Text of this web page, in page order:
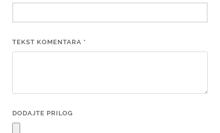
TEKST KOMENTARA *
DODAJTE PRILOG